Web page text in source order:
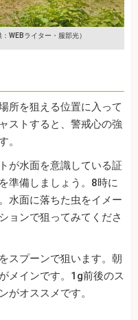
WEBライター・服部光）
所を狙える位置に入って
ストすると、警戒心の強
。
が水面を意識している証
準備しましょう。8時に
水面に落ちた虫をイメー
ョンで狙ってみてくださ
スプーンで狙います。朝
メインです。1g前後のス
がオススメです。